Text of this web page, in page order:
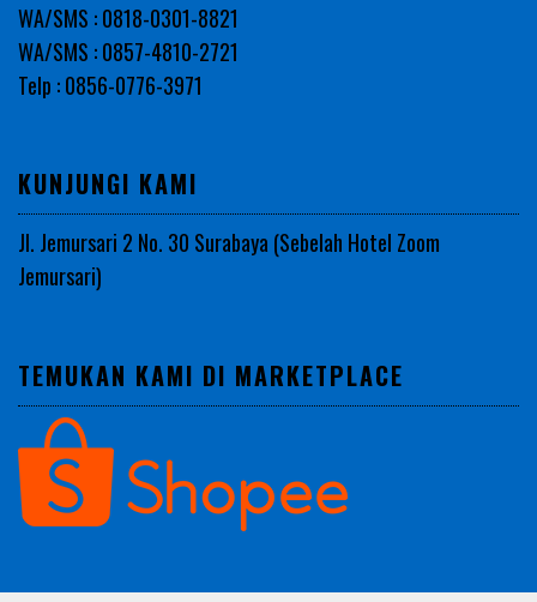
WA/SMS : 0818-0301-8821
WA/SMS : 0857-4810-2721
Telp : 0856-0776-3971
KUNJUNGI KAMI
Jl. Jemursari 2 No. 30 Surabaya (Sebelah Hotel Zoom
Jemursari)
TEMUKAN KAMI DI MARKETPLACE